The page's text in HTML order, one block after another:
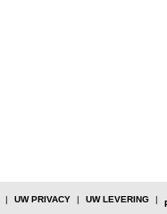
| UW PRIVACY | UW LEVERING |